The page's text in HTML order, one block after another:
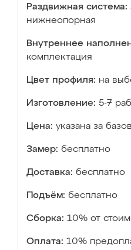
Раздвижная система:
нижнеопорная
Внутреннее
комплектация
Цвет профиля: на
Изготовление: 5-7
Цена: указана за
Замер: бесплатно
Доставка: бесплатно
Подъём: бесплатно
Сборка: 10% от
Оплата: 10%